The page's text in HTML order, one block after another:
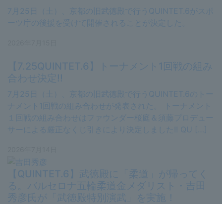
7月25日（土）、京都の旧武徳殿で行うQUINTET.6がスポ
ーツ庁の後援を受けて開催されることが決定した。
【7.25QUINTET.6】トーナメント1回戦の組み
合わせ決定!!
7月25日（土）、京都の旧武徳殿で行うQUINTET.6のトー
ナメント1回戦の組み合わせが発表された。 トーナメント
１回戦の組み合わせはファウンダー桜庭＆須藤プロデュー
サーによる厳正なくじ引きにより決定しました!! QU […]
【QUINTET.6】武徳殿に「柔道」が帰ってく
る。バルセロナ五輪柔道金メダリスト・吉田
秀彦氏が「武徳殿特別演武」を実施！